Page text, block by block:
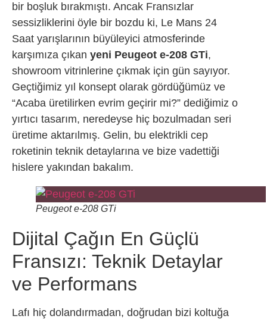
bir boşluk bırakmıştı. Ancak Fransızlar
sessizliklerini öyle bir bozdu ki, Le Mans 24
Saat yarışlarının büyüleyici atmosferinde
karşımıza çıkan yeni Peugeot e-208 GTi,
showroom vitrinlerine çıkmak için gün sayıyor.
Geçtiğimiz yıl konsept olarak gördüğümüz ve
“Acaba üretilirken evrim geçirir mi?” dediğimiz o
yırtıcı tasarım, neredeyse hiç bozulmadan seri
üretime aktarılmış. Gelin, bu elektrikli cep
roketinin teknik detaylarına ve bize vadettiği
hislere yakından bakalım.
Peugeot e-208 GTi
Dijital Çağın En Güçlü
Fransızı: Teknik Detaylar
ve Performans
Lafı hiç dolandırmadan, doğrudan bizi koltuğa